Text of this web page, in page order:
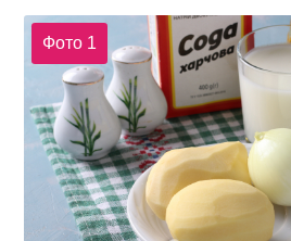
Фото 1